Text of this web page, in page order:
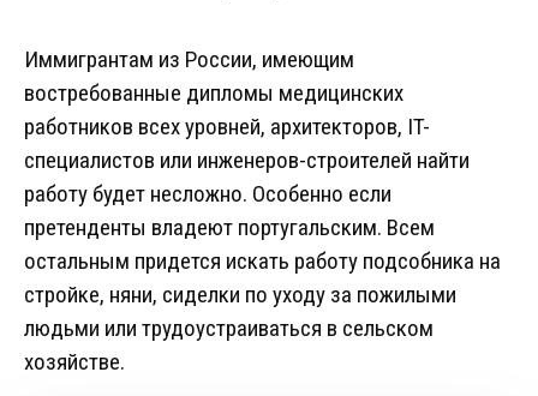
Иммигрантам из России, имеющим
востребованные дипломы медицинских
работников всех уровней, архитекторов, IT-
специалистов или инженеров-строителей найти
работу будет несложно. Особенно если
претенденты владеют португальским. Всем
остальным придется искать работу подсобника на
стройке, няни, сиделки по уходу за пожилыми
людьми или трудоустраиваться в сельском
хозяйстве.